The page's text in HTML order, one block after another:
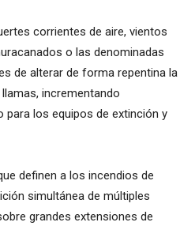
corrientes de aire, vientos
o las denominadas
de alterar de forma repentina la
incrementando
para los equipos de extinción y
definen a los incendios de
simultánea de múltiples
grandes extensiones de